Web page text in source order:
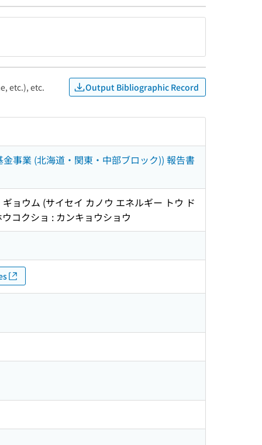
etc.), etc. Output Bibliographic Record
事業 (北海道・関東・中部ブロック)) 報告書
ョウム (サイセイ カノウ エネルギー トウ ド
コクショ : カンキョウショウ